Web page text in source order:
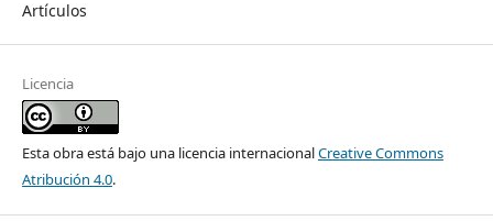
Artículos
Licencia
Esta obra está bajo una licencia internacionalCreative Commons
Atribución 4.0.